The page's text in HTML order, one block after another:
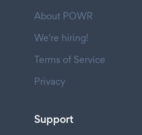
About POWR
We're hiring!
Terms of Service
Privacy
Support